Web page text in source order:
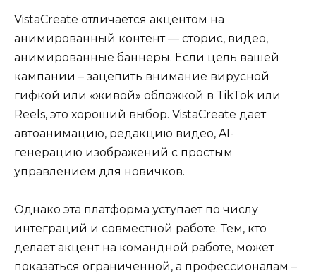
VistaCreate отличается акцентом на
анимированный контент — сторис, видео,
анимированные баннеры. Если цель вашей
кампании – зацепить внимание вирусной
гифкой или «живой» обложкой в TikTok или
Reels, это хороший выбор. VistaCreate дает
автоанимацию, редакцию видео, AI-
генерацию изображений с простым
управлением для новичков.
Однако эта платформа уступает по числу
интеграций и совместной работе. Тем, кто
делает акцент на командной работе, может
показаться ограниченной, а профессионалам –